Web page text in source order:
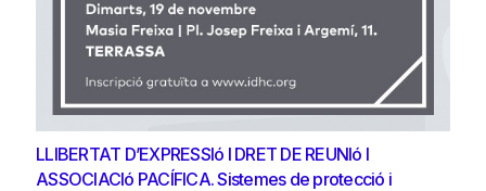
LLIBERTAT D’EXPRESSIó I DRET DE REUNIó I
ASSOCIACIó PACÍFICA. Sistemes de protecció i